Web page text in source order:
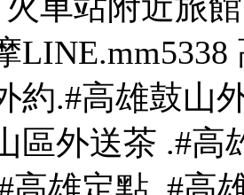
約.#高雄鼓山
區外送茶 .#高